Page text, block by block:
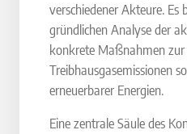
verschiedener Akteure. Es
gründlichen Analyse der
konkrete Maßnahmen
Treibhausgasemissionen
erneuerbarer Energien.
Eine zentrale Säule des